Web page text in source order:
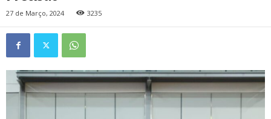
27 de Março, 2024 3235